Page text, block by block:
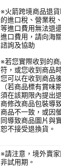
※火箭跨境商品退
的進口稅、營業稅
等進口費用無法退
進口費用，請向海
諮詢及協助
※若您實際收到的
符，或您收到商品
您可以在收到商品
（若商品標有賞味
須在該期限內提出
商修改商品包裝導
商品不一致，或因
同導致商品圖片與
恕不接受退換貨。
※請注意，境外賣
非試用期。